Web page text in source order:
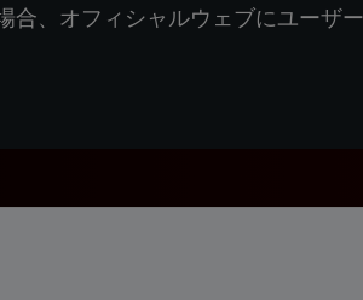
合、オフィシャルウェブにユーザ